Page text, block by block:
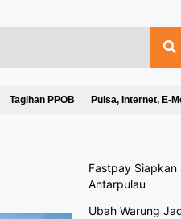
Tagihan PPOB Pulsa, Internet, E-
Fastpay
Antarpulau
Ubah Warung